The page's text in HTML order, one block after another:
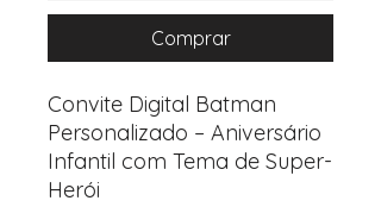
Comprar
Convite Digital Batman
Personalizado – Aniversário
Infantil com Tema de Super-
Herói